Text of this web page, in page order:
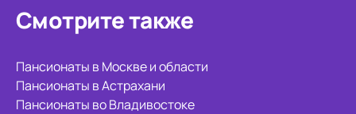
Смотрите также
Пансионаты в Москве и области
Пансионаты в Астрахани
Пансионаты во Владивостоке